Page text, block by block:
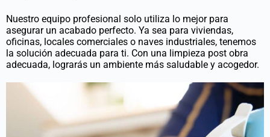
Nuestro equipo profesional solo utiliza lo mejor para
asegurar un acabado perfecto. Ya sea para viviendas,
oficinas, locales comerciales o naves industriales, tenemos
la solución adecuada para ti. Con una limpieza post obra
adecuada, lograrás un ambiente más saludable y acogedor.